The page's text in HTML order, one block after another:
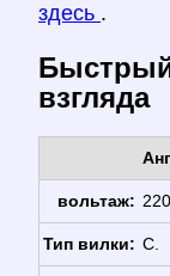
здесь .
взгляда
вольтаж:
Тип вилки: C.